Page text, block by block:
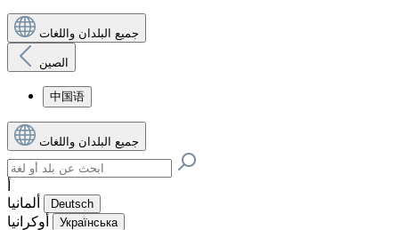
جميع البلدان واللغات
الصين
中国语
جميع البلدان واللغات
ألمانيا
Deutsch
أوكرانيا Українська